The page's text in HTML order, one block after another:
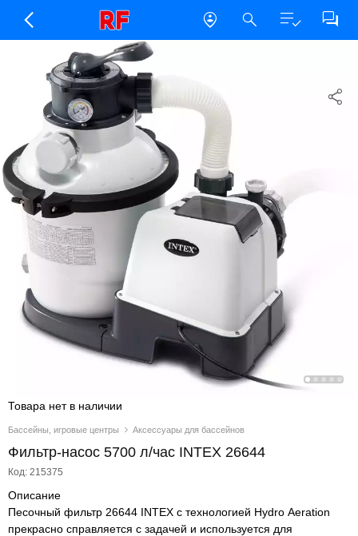
Бассейны, игровые центры Аксессуары для бассейнов
Фильтр-насос 5700 л/час INTEX 26644
Код: 215375
Товара нет в наличии
Описание
Песочный фильтр 26644 INTEX с технологией Hydro Aeration
прекрасно справляется с задачей и используется для